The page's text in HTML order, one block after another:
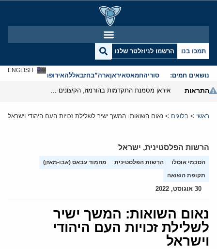
תמכו בנו הרשמו לניוזלטר שלנו
נושאים חמים: סוריהחמאסאיראןארה”בחזבאללהאירופהאנטישמיות
ENGLISH
התראות
ראשי > בלוגים > נאום השואות: המשך ישיר לשלילת זכויות העם היהודי וישראל
הרשות הפלסטינית, ישראל
הסכמי אוסלו הרשות הפלסטינית
מחמוד עבאס (אבו-מאזן)
תקופת השואה
30 אוגוסט, 2022
נאום השואות: המשך ישיר
לשלילת זכויות העם היהודי
וישראל